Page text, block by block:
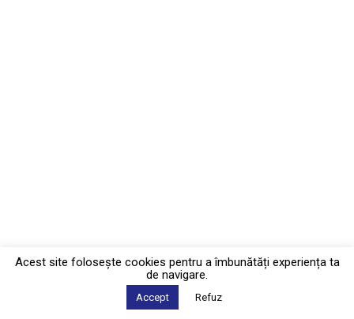
Acest site foloseşte cookies pentru a îmbunătăți experiența ta
de navigare.
Accept Refuz